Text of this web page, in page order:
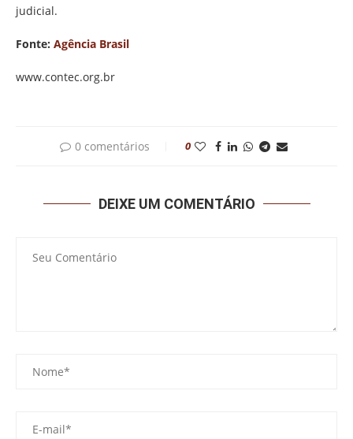
judicial.
Fonte: Agência Brasil
www.contec.org.br
0 comentários 0
DEIXE UM COMENTÁRIO